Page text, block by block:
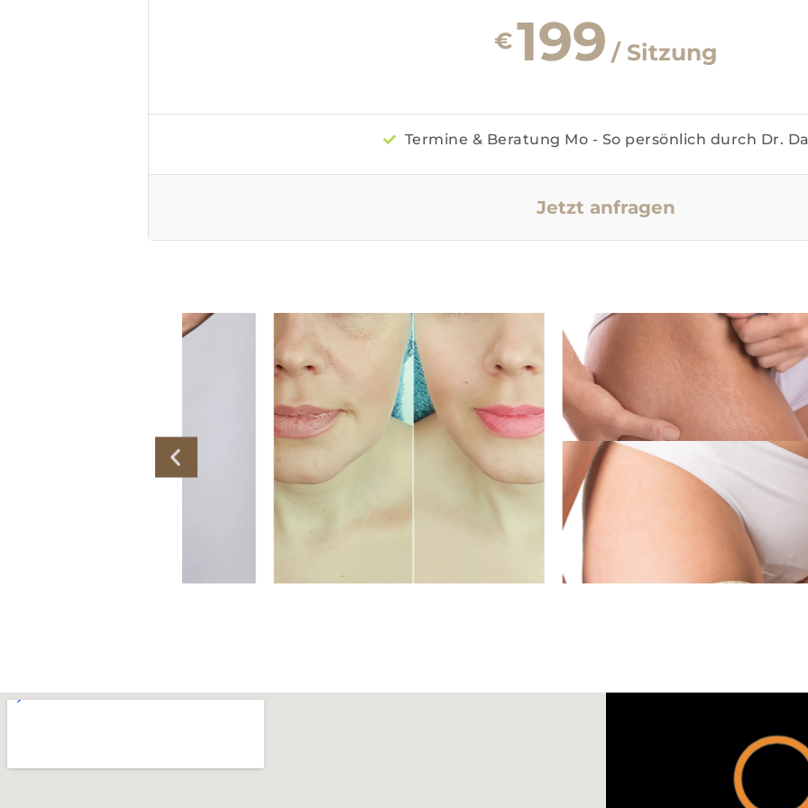
€199 / Sitzung
Termine & Beratung Mo - So persönlich durch Dr.
Jetzt anfragen